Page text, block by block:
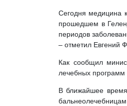
Сегодня медицина
прошедшем в
периодов
– отметил Евгений
Как сообщил
лечебных программ
В ближайшее
бальнеолечебницам